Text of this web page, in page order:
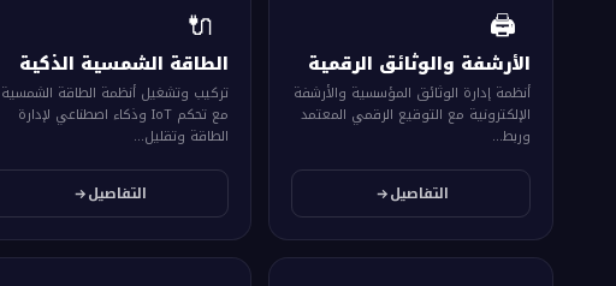
🖨️
الأرشفة والوثائق الرقمية
أنظمة إدارة الوثائق المؤسسية والأرشفة
الإلكترونية مع التوقيع الرقمي المعتمد
وربط...
التفاصيل
🔌
الطاقة الشمسية الذكية
تركيب وتشغيل أنظمة الطاقة الشمسية
مع تحكم IoT وذكاء اصطناعي لإدارة
الطاقة وتقليل...
التفاصيل